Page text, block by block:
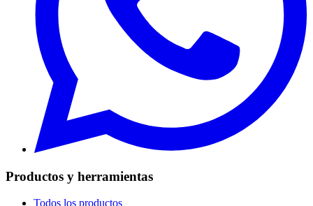
Productos y herramientas
Todos los productos